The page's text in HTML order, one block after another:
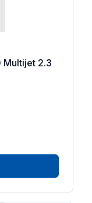
Multijet 2.3